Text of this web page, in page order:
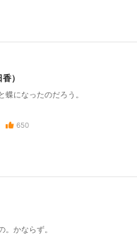
）
になったのだろう。
650
。かならず。